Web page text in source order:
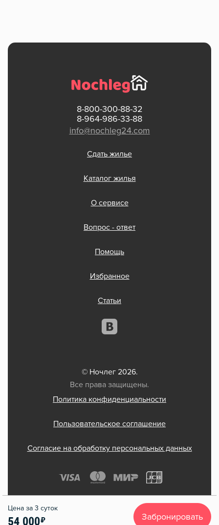
54 000 Забронировать
8-800-300-88-32
8-964-986-33-88
info@nochleg24.com
Сдать жилье
Каталог жилья
О сервисе
Вопрос - ответ
Помощь
Избранное
Статьи
© Ночлег 2026.
Все права защищены.
Политика конфиденциальности
Пользовательское соглашение
Согласие на обработку персональных данных